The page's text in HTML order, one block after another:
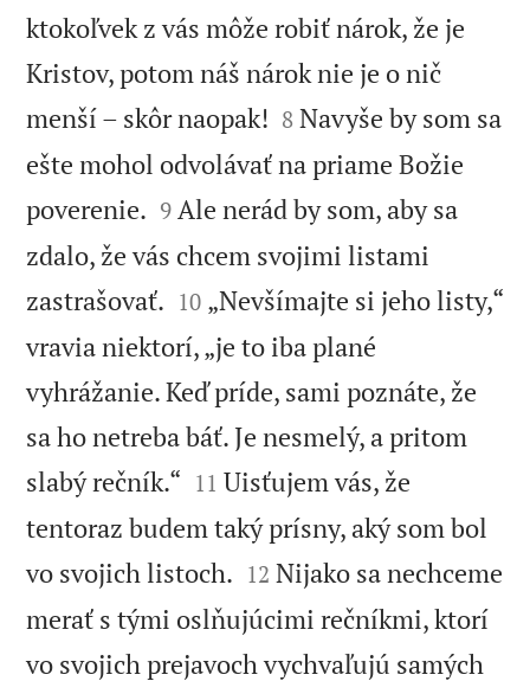
ktokoľvek z vás môže robiť nárok, že je
Kristov, potom náš nárok nie je o nič
menší – skôr naopak! 

8 Navyše by som sa
ešte mohol odvolávať na priame Božie
poverenie. 

9 Ale nerád by som, aby sa
zdalo, že vás chcem svojimi listami
zastrašovať. 

10 „Nevšímajte si jeho listy,“
vravia niektorí, „je to iba plané
vyhrážanie. Keď príde, sami poznáte, že
sa ho netreba báť. Je nesmelý, a pritom
slabý rečník.“ 

11 Uisťujem vás, že
tentoraz budem taký prísny, aký som bol
vo svojich listoch. 

12 Nijako sa nechceme
merať s tými oslňujúcimi rečníkmi, ktorí
vo svojich prejavoch vychvaľujú samých